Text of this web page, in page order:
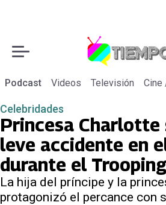
Podcast Videos Televisión Cine
Celebridades
Princesa
leve accidente en
durante el
La hija del príncipe y la
protagonizó el percance con